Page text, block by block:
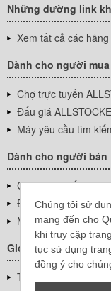
Chúng tôi sử
mang đến cho
khi truy cập
tục sử dụng
đồng ý cho
Những đường link
Xem tất cả các
Dành cho người mua
Chợ trực tuyến
Đấu giá
Máy yêu cầu tìm
Dành cho người bán
Chợ trực tuyến
Đấu giá
Máy yêu cầu tìm
Giới thiệu công ty
Thông tin về doanh